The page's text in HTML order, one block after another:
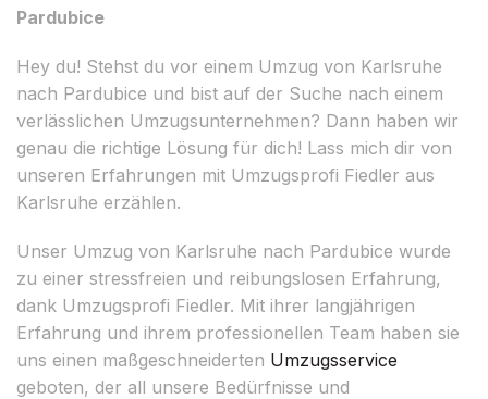
Pardubice
Hey du! Stehst du vor einem Umzug von Karlsruhe
nach Pardubice und bist auf der Suche nach einem
verlässlichen Umzugsunternehmen? Dann haben wir
genau die richtige Lösung für dich! Lass mich dir von
unseren Erfahrungen mit Umzugsprofi Fiedler aus
Karlsruhe erzählen.
Unser Umzug von Karlsruhe nach Pardubice wurde
zu einer stressfreien und reibungslosen Erfahrung,
dank Umzugsprofi Fiedler. Mit ihrer langjährigen
Erfahrung und ihrem professionellen Team haben sie
uns einen maßgeschneiderten Umzugsservice
geboten, der all unsere Bedürfnisse und